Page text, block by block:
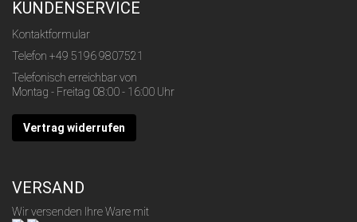
KUNDENSERVICE
Kontaktformular
Telefon +49 5196 9807521
Telefonisch erreichbar von
Montag - Freitag 08:00 - 16:00 Uhr
Vertrag widerrufen
VERSAND
Wir versenden Ihre Ware mit